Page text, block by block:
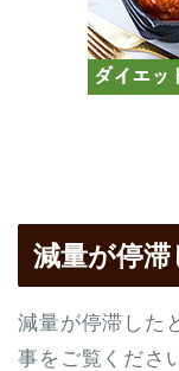
減量が停
減量が停滞した
事をご覧くださ